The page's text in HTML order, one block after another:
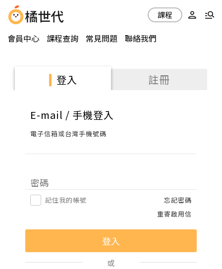
會員中心 課程查詢 常見問題 聯絡我們
課程
登入 註冊
E-mail / 手機登入
電子信箱或台灣手機號碼
密碼
記住我的帳號
忘記密碼
重寄啟用信
或